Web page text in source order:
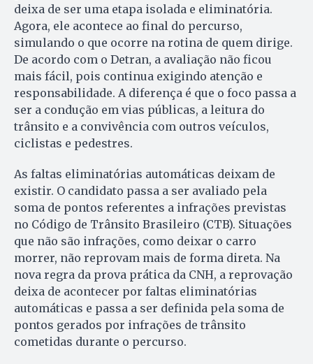
deixa de ser uma etapa isolada e eliminatória.
Agora, ele acontece ao final do percurso,
simulando o que ocorre na rotina de quem dirige.
De acordo com o Detran, a avaliação não ficou
mais fácil, pois continua exigindo atenção e
responsabilidade. A diferença é que o foco passa a
ser a condução em vias públicas, a leitura do
trânsito e a convivência com outros veículos,
ciclistas e pedestres.
As faltas eliminatórias automáticas deixam de
existir. O candidato passa a ser avaliado pela
soma de pontos referentes a infrações previstas
no Código de Trânsito Brasileiro (CTB). Situações
que não são infrações, como deixar o carro
morrer, não reprovam mais de forma direta. Na
nova regra da prova prática da CNH, a reprovação
deixa de acontecer por faltas eliminatórias
automáticas e passa a ser definida pela soma de
pontos gerados por infrações de trânsito
cometidas durante o percurso.